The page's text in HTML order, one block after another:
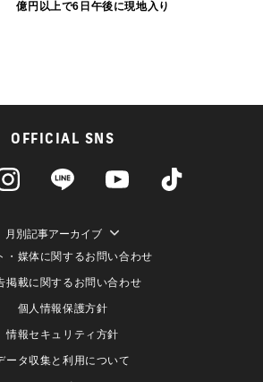
億円以上で6日午後に現地入り
OFFICIAL SNS
月別記事アーカイブ
・媒体に関するお問い合わせ
掲載に関するお問い合わせ
個人情報保護方針
情報セキュリティ方針
ータ収集と利用について